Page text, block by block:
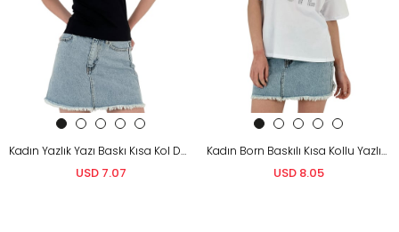
Kadın Yazlık Yazı Baskı Kısa Kol Dar Siyah Tişört
USD 7.07
Kadın Born Baskılı Kısa Kollu Yazlık Beyaz Tişört
USD 8.05